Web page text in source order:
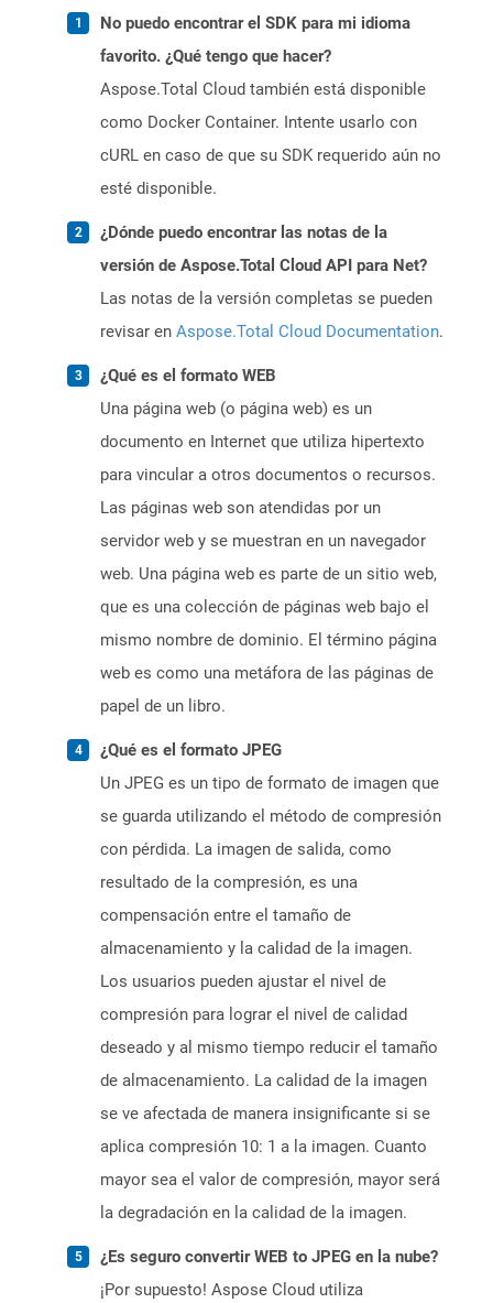
No puedo encontrar el SDK para mi idioma
favorito. ¿Qué tengo que hacer?
Aspose.Total Cloud también está disponible
como Docker Container. Intente usarlo con
cURL en caso de que su SDK requerido aún no
esté disponible.
¿Dónde puedo encontrar las notas de la
versión de Aspose.Total Cloud API para Net?
Las notas de la versión completas se pueden
revisar en Aspose.Total Cloud Documentation.
¿Qué es el formato WEB
Una página web (o página web) es un
documento en Internet que utiliza hipertexto
para vincular a otros documentos o recursos.
Las páginas web son atendidas por un
servidor web y se muestran en un navegador
web. Una página web es parte de un sitio web,
que es una colección de páginas web bajo el
mismo nombre de dominio. El término página
web es como una metáfora de las páginas de
papel de un libro.
¿Qué es el formato JPEG
Un JPEG es un tipo de formato de imagen que
se guarda utilizando el método de compresión
con pérdida. La imagen de salida, como
resultado de la compresión, es una
compensación entre el tamaño de
almacenamiento y la calidad de la imagen.
Los usuarios pueden ajustar el nivel de
compresión para lograr el nivel de calidad
deseado y al mismo tiempo reducir el tamaño
de almacenamiento. La calidad de la imagen
se ve afectada de manera insignificante si se
aplica compresión 10: 1 a la imagen. Cuanto
mayor sea el valor de compresión, mayor será
la degradación en la calidad de la imagen.
¿Es seguro convertir WEB to JPEG en la nube?
¡Por supuesto! Aspose Cloud utiliza